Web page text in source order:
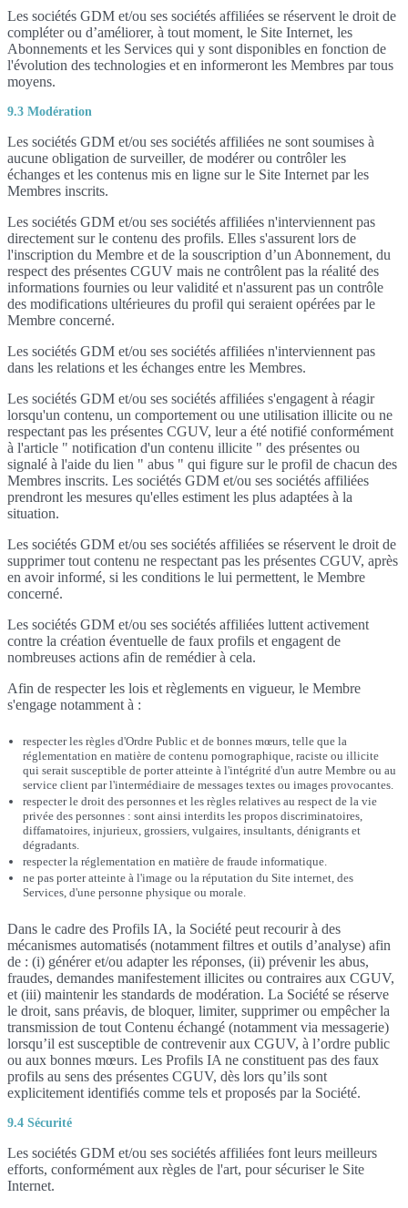
Les sociétés GDM et/ou ses sociétés affiliées se réservent le droit de
compléter ou d’améliorer, à tout moment, le Site Internet, les
Abonnements et les Services qui y sont disponibles en fonction de
l'évolution des technologies et en informeront les Membres par tous
moyens.
9.3 Modération
Les sociétés GDM et/ou ses sociétés affiliées ne sont soumises à
aucune obligation de surveiller, de modérer ou contrôler les
échanges et les contenus mis en ligne sur le Site Internet par les
Membres inscrits.
Les sociétés GDM et/ou ses sociétés affiliées n'interviennent pas
directement sur le contenu des profils. Elles s'assurent lors de
l'inscription du Membre et de la souscription d’un Abonnement, du
respect des présentes CGUV mais ne contrôlent pas la réalité des
informations fournies ou leur validité et n'assurent pas un contrôle
des modifications ultérieures du profil qui seraient opérées par le
Membre concerné.
Les sociétés GDM et/ou ses sociétés affiliées n'interviennent pas
dans les relations et les échanges entre les Membres.
Les sociétés GDM et/ou ses sociétés affiliées s'engagent à réagir
lorsqu'un contenu, un comportement ou une utilisation illicite ou ne
respectant pas les présentes CGUV, leur a été notifié conformément
à l'article " notification d'un contenu illicite " des présentes ou
signalé à l'aide du lien " abus " qui figure sur le profil de chacun des
Membres inscrits. Les sociétés GDM et/ou ses sociétés affiliées
prendront les mesures qu'elles estiment les plus adaptées à la
situation.
Les sociétés GDM et/ou ses sociétés affiliées se réservent le droit de
supprimer tout contenu ne respectant pas les présentes CGUV, après
en avoir informé, si les conditions le lui permettent, le Membre
concerné.
Les sociétés GDM et/ou ses sociétés affiliées luttent activement
contre la création éventuelle de faux profils et engagent de
nombreuses actions afin de remédier à cela.
Afin de respecter les lois et règlements en vigueur, le Membre
s'engage notamment à :
respecter les règles d'Ordre Public et de bonnes mœurs, telle que la
réglementation en matière de contenu pornographique, raciste ou illicite
qui serait susceptible de porter atteinte à l'intégrité d'un autre Membre ou au
service client par l'intermédiaire de messages textes ou images provocantes.
respecter le droit des personnes et les règles relatives au respect de la vie
privée des personnes : sont ainsi interdits les propos discriminatoires,
diffamatoires, injurieux, grossiers, vulgaires, insultants, dénigrants et
dégradants.
respecter la réglementation en matière de fraude informatique.
ne pas porter atteinte à l'image ou la réputation du Site internet, des
Services, d'une personne physique ou morale.
Dans le cadre des Profils IA, la Société peut recourir à des
mécanismes automatisés (notamment filtres et outils d’analyse) afin
de : (i) générer et/ou adapter les réponses, (ii) prévenir les abus,
fraudes, demandes manifestement illicites ou contraires aux CGUV,
et (iii) maintenir les standards de modération. La Société se réserve
le droit, sans préavis, de bloquer, limiter, supprimer ou empêcher la
transmission de tout Contenu échangé (notamment via messagerie)
lorsqu’il est susceptible de contrevenir aux CGUV, à l’ordre public
ou aux bonnes mœurs. Les Profils IA ne constituent pas des faux
profils au sens des présentes CGUV, dès lors qu’ils sont
explicitement identifiés comme tels et proposés par la Société.
9.4 Sécurité
Les sociétés GDM et/ou ses sociétés affiliées font leurs meilleurs
efforts, conformément aux règles de l'art, pour sécuriser le Site
Internet.